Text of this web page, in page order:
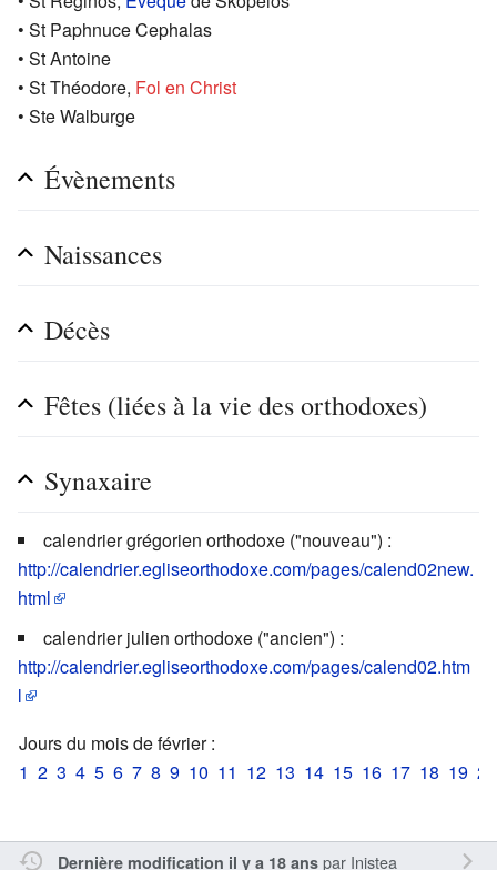
• St Paphnuce Cephalas
• St Antoine
• St Théodore, Fol en Christ
• Ste Walburge
Évènements
Naissances
Décès
Fêtes (liées à la vie des orthodoxes)
Synaxaire
calendrier grégorien orthodoxe ("nouveau") :
http://calendrier.egliseorthodoxe.com/pages/calend02new.
html
calendrier julien orthodoxe ("ancien") :
http://calendrier.egliseorthodoxe.com/pages/calend02.htm
l
Jours du mois de février :
1 2 3 4 5 6 7 8 9 10 11 12 13 14 15 16 17 18 19 20
Dernière modification il y a 18 anspar Inistea